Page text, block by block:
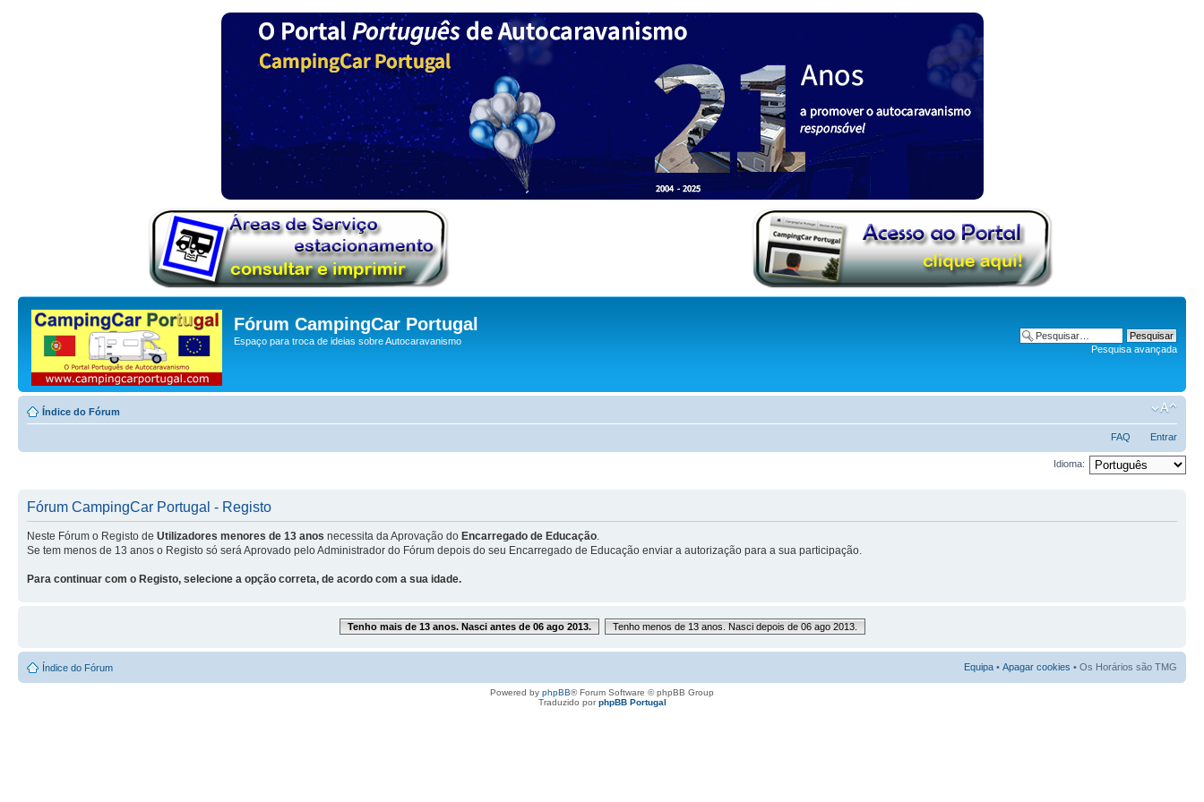
Fórum CampingCar Portugal
Espaço para troca de ideias sobre Autocaravanismo
Pesquisa avançada
Índice do Fórum
FAQ Entrar
Idioma:
Fórum CampingCar Portugal - Registo
Neste Fórum o Registo de Utilizadores menores de 13 anos necessita da Aprovação do Encarregado de Educação
Se tem menos de 13 anos o Registo só será Aprovado pelo Administrador do Fórum depois do seu Encarregado de Educação enviar a autorização para a sua participação.
Para continuar com o Registo, selecione a opção correta, de acordo com a sua idade.
Tenho mais de 13 anos. Nasci antes de 06 ago 2013. Tenho menos de 13 anos. Nasci depois de 06 ago 2013.
Índice do Fórum Equipa • Apagar cookies • Os Horários são TMG
Powered by phpBB® Forum Software © phpBB Group
Traduzido porphpBB Portugal